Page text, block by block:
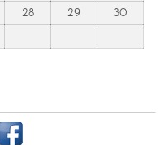
28 29
30